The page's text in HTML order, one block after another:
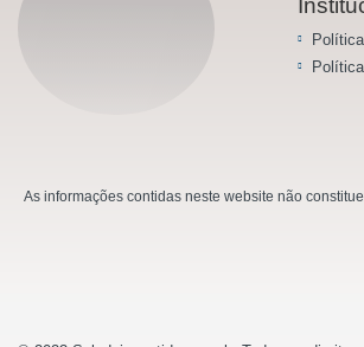
As informações contidas neste website não